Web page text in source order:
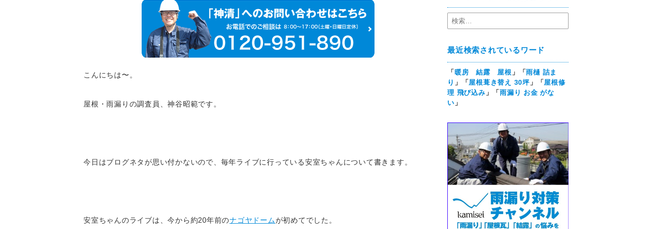
こんにちは〜。
屋根・雨漏りの調査員、神谷昭範です。
今日はブログネタが思い付かないので、毎年ライブに行っている安室ちゃんについて書きます。
安室ちゃんのライブは、今から約20年前のナゴヤドーム が初めてでした。
最近検索されているワード
「暖房 結露 屋根 」「雨樋 詰ま
り 」「屋根葺き替え 30坪」「屋根修
理 飛び込み 」「雨漏り お金 がな
い 」